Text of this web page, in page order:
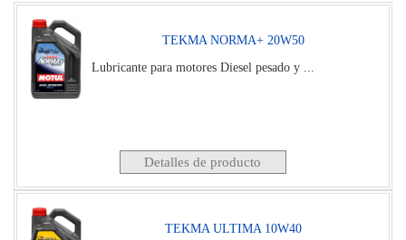
TEKMA NORMA+ 20W50
Lubricante para motores Diesel pesado y ...
Detalles de producto
TEKMA ULTIMA 10W40